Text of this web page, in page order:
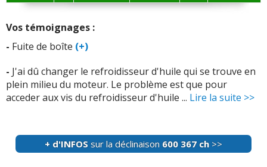
Pour instant rien à signalé elle ait de 2008 151457 km.
(+)
-Injecteur les 8 changer et les 8 bobines d'allumage
changer aussi et pour finir les 16 bougies changer et
courroie d'accessoire et alternateur changer ...Lire la
Défaut électrique ampoules av/ar(+)
Vos témoignages :
- Fuite de boîte (+)
- J'ai dû changer le refroidisseur d'huile qui se trouve en
plein milieu du moteur. Le problème est que pour
acceder aux vis du refroidisseur d'huile ... Lire la suite >>
+ d'INFOS sur la déclinaison 600 367 ch >>